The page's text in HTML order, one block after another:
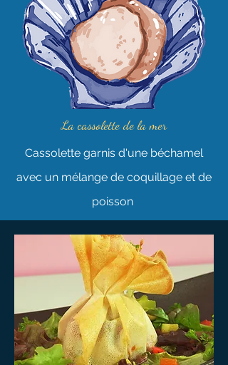
La cassolette de la mer
Cassolette garnis d'une béchamel
avec un mélange de coquillage et de
poisson